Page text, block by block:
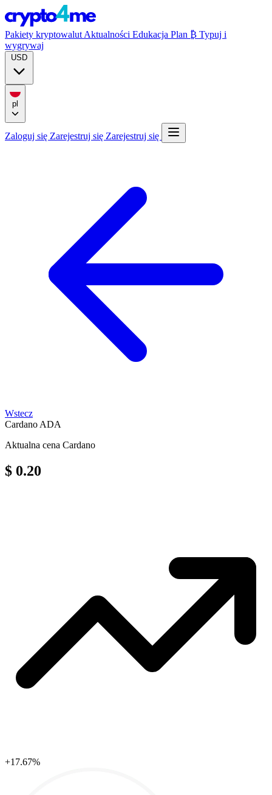
Pakiety kryptowalut Aktualności Edukacja Plan ₿ Typuj i
wygrywaj
Zaloguj się Zarejestruj się Zarejestruj się
Wstecz
Cardano ADA
Aktualna cena Cardano
$ 0.20
+17.67%